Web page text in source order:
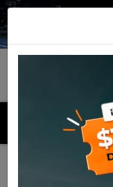
MENU
Productos